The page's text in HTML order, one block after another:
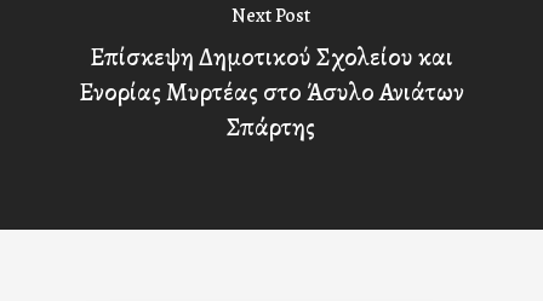
Next Post
Επίσκεψη Δημοτικού Σχολείου και
Ενορίας Μυρτέας στο Άσυλο Ανιάτων
Σπάρτης